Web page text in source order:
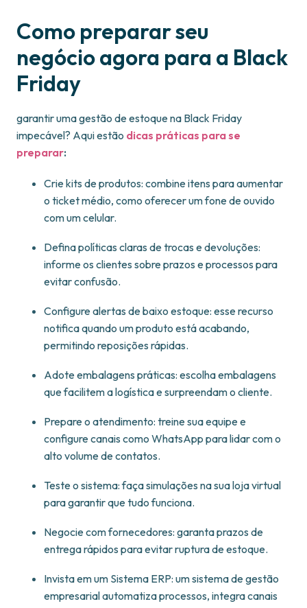
Como preparar seu
negócio agora para a Black
Friday
garantir uma gestão de estoque na Black Friday
impecável? Aqui estão dicas práticas para se
preparar:
Crie kits de produtos: combine itens para aumentar
o ticket médio, como oferecer um fone de ouvido
com um celular.
Defina políticas claras de trocas e devoluções:
informe os clientes sobre prazos e processos para
evitar confusão.
Configure alertas de baixo estoque: esse recurso
notifica quando um produto está acabando,
permitindo reposições rápidas.
Adote embalagens práticas: escolha embalagens
que facilitem a logística e surpreendam o cliente.
Prepare o atendimento: treine sua equipe e
configure canais como WhatsApp para lidar com o
alto volume de contatos.
Teste o sistema: faça simulações na sua loja virtual
para garantir que tudo funciona.
Negocie com fornecedores: garanta prazos de
entrega rápidos para evitar ruptura de estoque.
Invista em um Sistema ERP: um sistema de gestão
empresarial automatiza processos, integra canais